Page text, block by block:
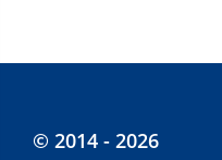
© 2014 - 2026